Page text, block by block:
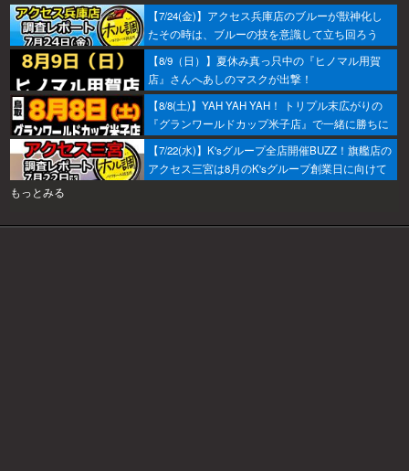
【7/24(金)】アクセス兵庫店のブルーが獣神化し
たその時は、ブルーの技を意識して立ち回ろう
ぞ！
【8/9（日）】夏休み真っ只中の『ヒノマル用賀
店』さんへあしのマスクが出撃！
【8/8(土)】YAH YAH YAH！ トリプル末広がりの
『グランワールドカップ米子店』で一緒に勝ちに
行こうか～！
【7/22(水)】K'sグループ全店開催BUZZ！旗艦店の
アクセス三宮は8月のK'sグループ創業日に向けて
もっとみる